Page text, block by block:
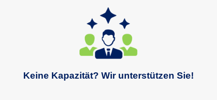
Keine Kapazität? Wir unterstützen Sie!